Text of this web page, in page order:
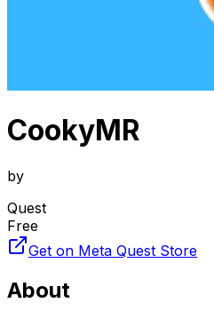
CookyMR
by
Quest
Free
Get on Meta Quest Store
About